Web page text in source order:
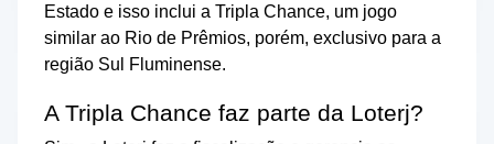
Estado e isso inclui a Tripla Chance, um jogo
similar ao Rio de Prêmios, porém, exclusivo para a
região Sul Fluminense.
A Tripla Chance faz parte da Loterj?